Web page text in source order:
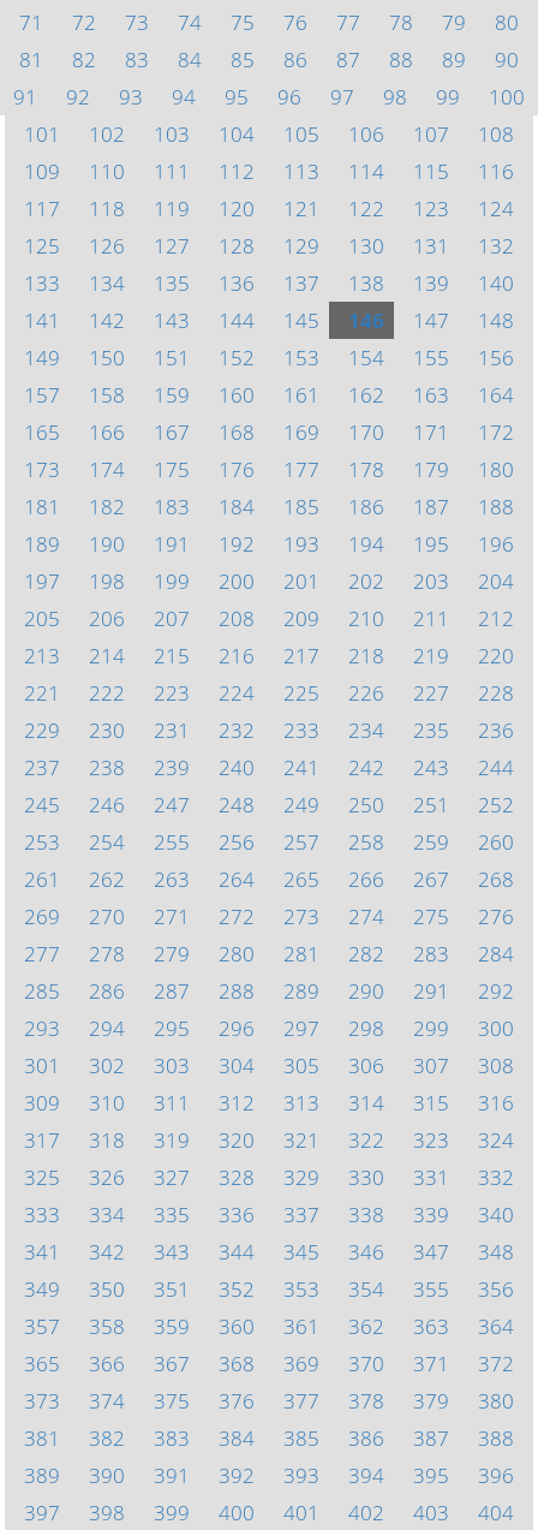
71
72 73 74 75 76 77 78 79
80
81
82 83 84 85 86 87 88 89
90
91
92 93 94 95 96 97 98 99
100
101
102 103 104 105 106 107
108
109
110 111 112 113 114 115
116
117
118 119 120 121 122 123
124
125
126 127 128 129 130 131
132
133
134 135 136 137 138 139
140
141
142 143 144 145 146 147
148
149
150 151 152 153 154 155
156
157
158 159 160 161 162 163
164
165
166 167 168 169 170 171
172
173
174 175 176 177 178 179
180
181
182 183 184 185 186 187
188
189
190 191 192 193 194 195
196
197
198 199 200 201 202 203
204
205
206 207 208 209 210 211
212
213
214 215 216 217 218 219
220
221
222 223 224 225 226 227
228
229
230 231 232 233 234 235
236
237
238 239 240 241 242 243
244
245
246 247 248 249 250 251
252
253
254 255 256 257 258 259
260
261
262 263 264 265 266 267
268
269
270 271 272 273 274 275
276
277
278 279 280 281 282 283
284
285
286 287 288 289 290 291
292
293
294 295 296 297 298 299
300
301
302 303 304 305 306 307
308
309
310 311 312 313 314 315
316
317
318 319 320 321 322 323
324
325
326 327 328 329 330 331
332
333
334 335 336 337 338 339
340
341
342 343 344 345 346 347
348
349
350 351 352 353 354 355
356
357
358 359 360 361 362 363
364
365
366 367 368 369 370 371
372
373
374 375 376 377 378 379
380
381
382 383 384 385 386 387
388
389
390 391 392 393 394 395
396
397
398 399 400 401 402 403 404